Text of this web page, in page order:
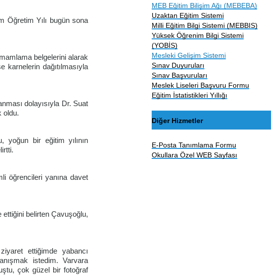
Öğretim Yılı bugün sona
belgelerini alarak
dağıtılmasıyla
dolayısıyla Dr. Suat
oldu.
yoğun bir eğitim yılının
öğrencileri yanına davet
ettiğini belirten Çavuşoğlu,
ettiğimde yabancı
istedim. Varvara
çok güzel bir fotoğraf
MEB Eğitim Bilişim Ağı (MEBEBA)
Uzaktan Eğitim Sistemi
Milli Eğitim Bilgi Sistemi (MEBBIS)
Yüksek Öğrenim Bilgi Sistemi
(YOBİS)
Mesleki Gelişim Sistemi
Sınav Duyuruları
Sınav Başvuruları
Meslek Liseleri Başvuru Formu
Eğitim İstatistikleri Yıllığı
Diğer Hizmetler
E-Posta Tanımlama Formu
Okullara Özel WEB Sayfası